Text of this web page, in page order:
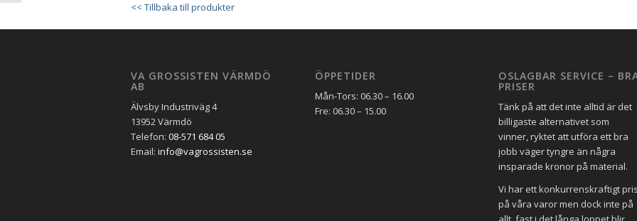
<< Tillbaka till produkter
VA GROSSISTEN VÄRMDÖ
AB
Älvsby Industriväg 4
13952 Värmdö
Telefon:08-571 684 05
Email:info@vagrossisten.se
ÖPPETIDER
Mån-Tors: 06.30 – 16.00
Fre: 06.30 – 15.00
OSLAGBAR SERVICE –
PRISER
Tänk på att det inte alltid är det
billigaste alternativet som
vinner, ryktet att utföra ett bra
jobb väger tyngre än några
insparade kronor på material.
Vi har ett konkurrenskraftigt pris
på våra varor men dock inte på